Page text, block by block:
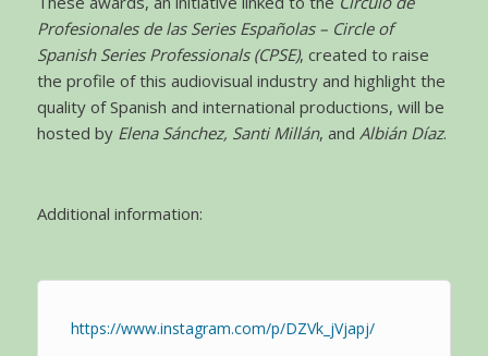
Profesionales de las Series Españolas – Circle of
Spanish Series Professionals (CPSE), created to raise
the profile of this audiovisual industry and highlight the
quality of Spanish and international productions, will be
hosted by Elena Sánchez, Santi Millán, and Albián Díaz.
Additional information:
https://www.instagram.com/p/DZVk_jVjapj/